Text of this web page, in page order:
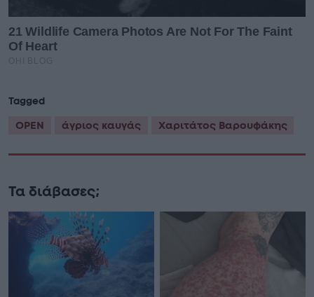
Tagged
OPEN άγριος καυγάς Χαριτάτος Βαρουφάκης
Τα διάβασες;